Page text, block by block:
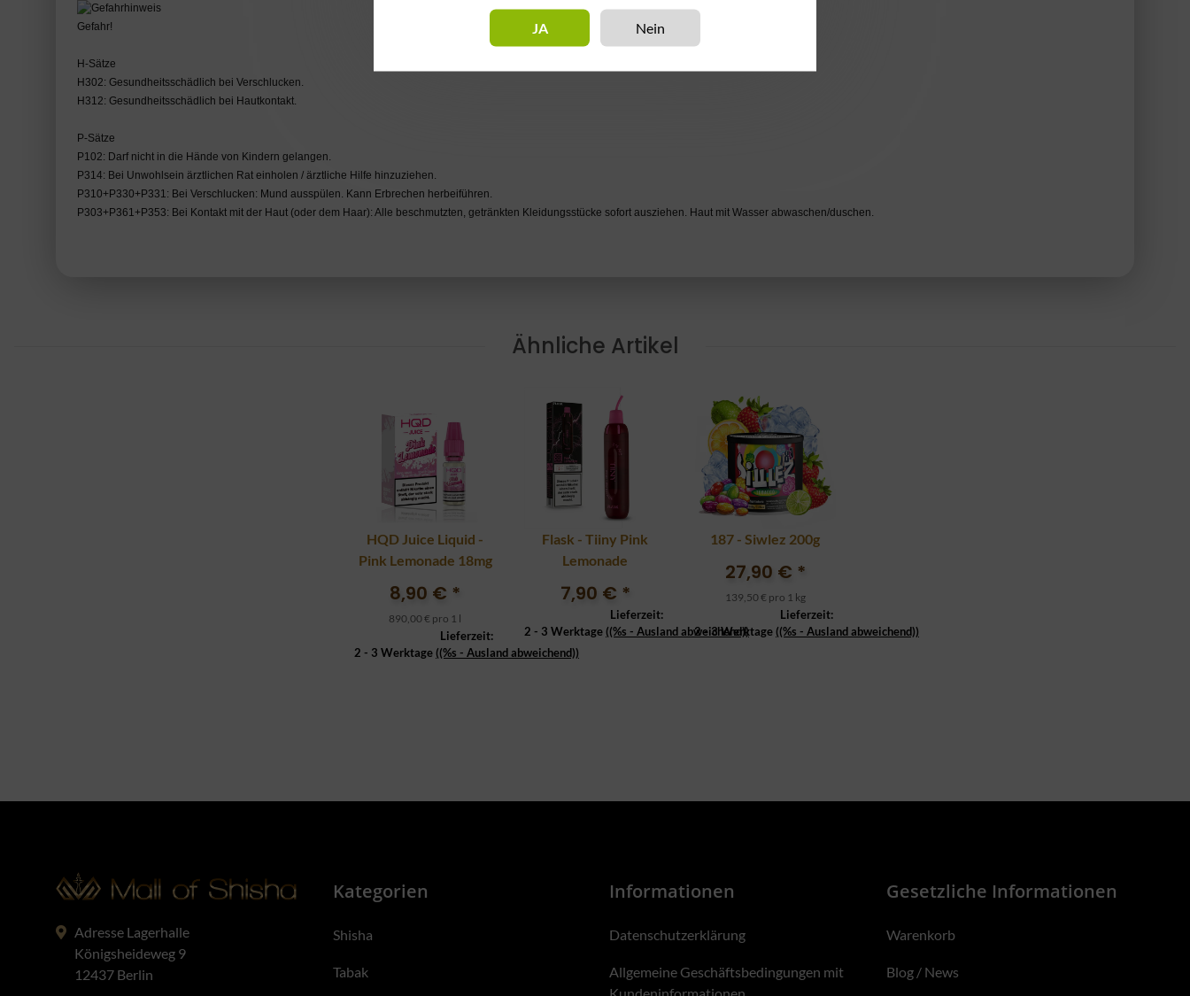
Gefahr!
H-Sätze
H302: Gesundheitsschädlich bei Verschlucken.
H312: Gesundheitsschädlich bei Hautkontakt.
P-Sätze
P102: Darf nicht in die Hände von Kindern gelangen.
P314: Bei Unwohlsein ärztlichen Rat einholen / ärztliche Hilfe hinzuziehen.
P310+P330+P331: Bei Verschlucken: Mund ausspülen. Kann Erbrechen herbeiführen.
P303+P361+P353: Bei Kontakt mit der Haut (oder dem Haar): Alle beschmutzten, getränkten Kleidungsstücke sofort ausziehen. Haut mit Wasser abwaschen/duschen.
Ähnliche Artikel
HQD Juice Liquid -
Pink Lemonade 18mg
8,90 € *
890,00 € pro 1 l
Lieferzeit:
2 - 3 Werktage ((%s - Ausland abweichend))
Flask - Tiiny Pink
Lemonade
7,90 € *
Lieferzeit:
2 - 3 Werktage ((%s - Ausland abweichend))
187 - Siwlez 200g
27,90 € *
139,50 € pro 1 kg
Lieferzeit:
2 - 3 Werktage ((%s - Ausland abweichend))
Adresse Lagerhalle
Königsheideweg 9
12437 Berlin
Kategorien
Shisha
Tabak
Informationen
Datenschutzerklärung
Allgemeine Geschäftsbedingungen mit
Gesetzliche Informationen
Warenkorb
Blog / News
JA Nein